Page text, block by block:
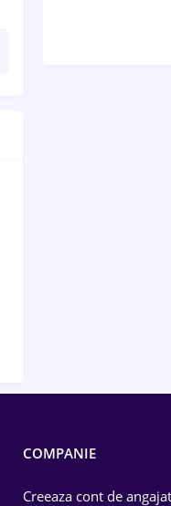
COMPANIE
Creeaza cont de